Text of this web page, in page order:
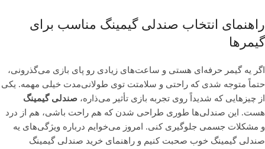
راهنمای انتخاب صندلی گیمینگ مناسب برای
گیمرها
اگر یه گیمر حرفه‌ای هستی و ساعت‌های زیادی رو پای بازی می‌گذرونی،
حتماً متوجه شدی که راحتی و سلامتت توی طولانی‌مدت خیلی مهمه. یکی
از چیزهایی که شدیداً روی تجربه بازی تأثیر می‌ذاره، صندلی گیمینگ
هست. این صندلی‌ها طوری طراحی شدن که هم راحت باشی، هم از درد
و مشکلات جسمی جلوگیری کنی. امروز می‌خوایم درباره ویژگی‌های یه
صندلی گیمینگ خوب صحبت کنیم و راهنمای خرید صندلی گیمینگ